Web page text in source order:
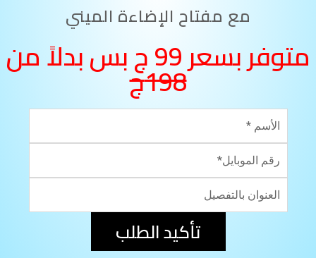
مع مفتاح الإضاءة الميني
متوفر بسعر 99 ج بس بدلاً من
198ج
تأكيد الطلب